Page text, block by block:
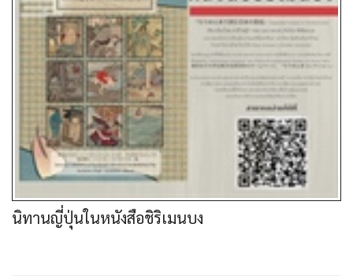
นิทานญี่ปุ่นในหนังสือชิริเมนบง